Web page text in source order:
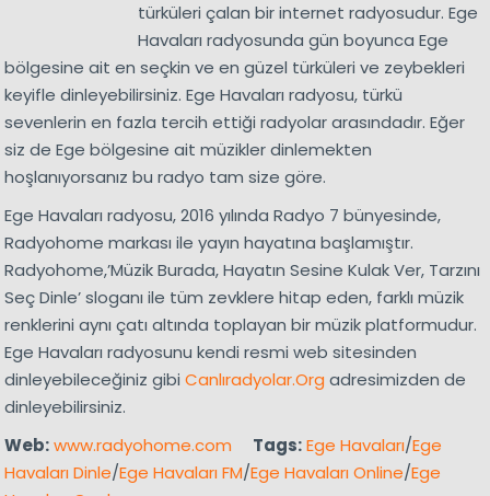
türküleri çalan bir internet radyosudur. Ege
Havaları radyosunda gün boyunca Ege
bölgesine ait en seçkin ve en güzel türküleri ve zeybekleri
keyifle dinleyebilirsiniz. Ege Havaları radyosu, türkü
sevenlerin en fazla tercih ettiği radyolar arasındadır. Eğer
siz de Ege bölgesine ait müzikler dinlemekten
hoşlanıyorsanız bu radyo tam size göre.
Ege Havaları radyosu, 2016 yılında Radyo 7 bünyesinde,
Radyohome markası ile yayın hayatına başlamıştır.
Radyohome,’Müzik Burada, Hayatın Sesine Kulak Ver, Tarzını
Seç Dinle’ sloganı ile tüm zevklere hitap eden, farklı müzik
renklerini aynı çatı altında toplayan bir müzik platformudur.
Ege Havaları radyosunu kendi resmi web sitesinden
dinleyebileceğiniz gibi Canlıradyolar.Org adresimizden de
dinleyebilirsiniz.
Web:www.radyohome.com Tags:Ege Havaları/Ege
Havaları Dinle/Ege Havaları FM/Ege Havaları Online/Ege